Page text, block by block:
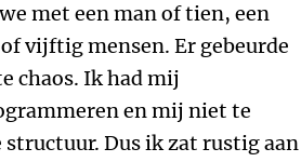
met een man of tien, een
vijftig mensen. Er gebeurde
chaos. Ik had mij
en mij niet te
Dus ik zat rustig aan